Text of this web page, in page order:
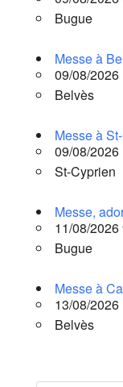
Bugue
Messe à
09/08/2026
Belvès
Messe à
09/08/2026
St-Cyprien
Messe,
11/08/2026
Bugue
Messe à
13/08/2026
Belvès